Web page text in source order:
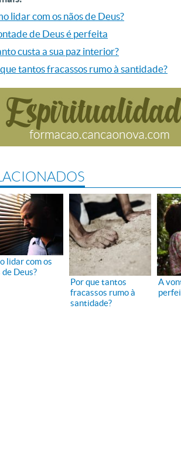
lidar com os nãos de Deus?
de Deus é perfeita
custa a sua paz interior?
tantos fracassos rumo à santidade?
lidar com os
de Deus?
Por que tantos
fracassos rumo à
santidade?
A